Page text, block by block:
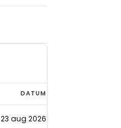
DATUM
23 aug 2026